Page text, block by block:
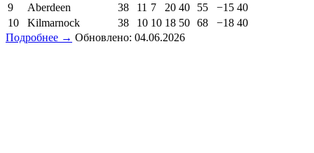
9
Aberdeen 38 11 7 20 40 55 −15 40
10
Kilmarnock 38 10 10 18 50 68 −18 40
Подробнее → Обновлено: 04.06.2026